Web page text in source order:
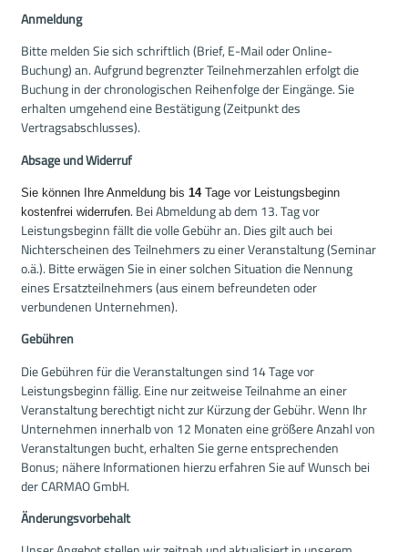
Anmeldung
Bitte melden Sie sich schriftlich (Brief, E-Mail oder Online-
Buchung) an. Aufgrund begrenzter Teilnehmerzahlen erfolgt die
Buchung in der chronologischen Reihenfolge der Eingänge. Sie
erhalten umgehend eine Bestätigung (Zeitpunkt des
Vertragsabschlusses).
Absage und Widerruf
Sie können Ihre Anmeldung bis 14Tage vor Leistungsbeginn
kostenfrei widerrufen. Bei Abmeldung ab dem 13. Tag vor
Leistungsbeginn fällt die volle Gebühr an. Dies gilt auch bei
Nichterscheinen des Teilnehmers zu einer Veranstaltung (Seminar
o.ä.). Bitte erwägen Sie in einer solchen Situation die Nennung
eines Ersatzteilnehmers (aus einem befreundeten oder
verbundenen Unternehmen).
Gebühren
Die Gebühren für die Veranstaltungen sind 14 Tage vor
Leistungsbeginn fällig. Eine nur zeitweise Teilnahme an einer
Veranstaltung berechtigt nicht zur Kürzung der Gebühr. Wenn Ihr
Unternehmen innerhalb von 12 Monaten eine größere Anzahl von
Veranstaltungen bucht, erhalten Sie gerne entsprechenden
Bonus; nähere Informationen hierzu erfahren Sie auf Wunsch bei
der CARMAO GmbH.
Änderungsvorbehalt